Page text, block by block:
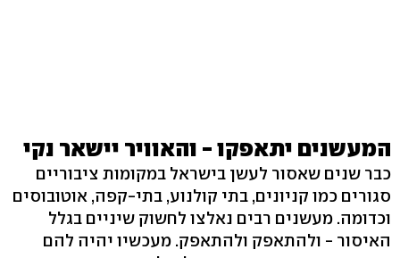
המעשנים יתאפקו - והאוויר יישאר נקי
כבר שנים שאסור לעשן בישראל במקומות ציבוריים
סגורים כמו קניונים, בתי קולנוע, בתי-קפה, אוטובוסים
וכדומה. מעשנים רבים נאלצו לחשוק שיניים בגלל
האיסור - ולהתאפק ולהתאפק. מעכשיו יהיה להם